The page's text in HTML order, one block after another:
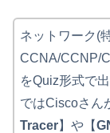
ネットワーク(
CCNA/CCNP/
をQuiz形式で
ではCiscoさん
Tracer】や【